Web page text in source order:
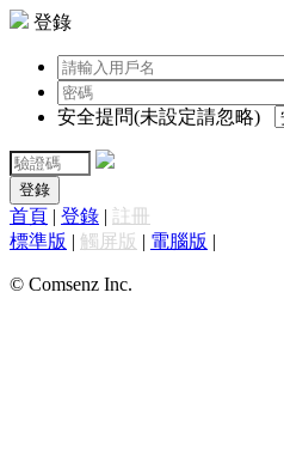
登錄
安全提問(未設定請忽略)
登錄
首頁 | 登錄 | 註冊
標準版 | 觸屏版 | 電腦版 |
© Comsenz Inc.